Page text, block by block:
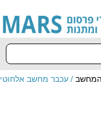
/ עכבר מחשב אלחוטי